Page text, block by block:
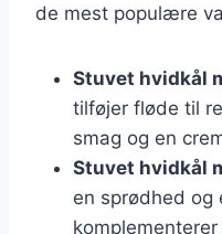
de mest populære
Stuvet hvidkål
tilføjer fløde til
smag og en
Stuvet hvidkål
en sprødhed og